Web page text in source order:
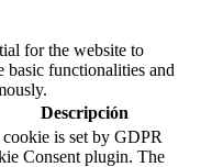
for the website to
basic functionalities and
Descripción
is set by GDPR
Consent plugin. The